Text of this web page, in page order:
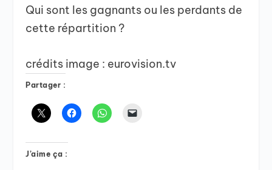
Qui sont les gagnants ou les perdants de
cette répartition ?
crédits image : eurovision.tv
Partager :
J’aime ça :